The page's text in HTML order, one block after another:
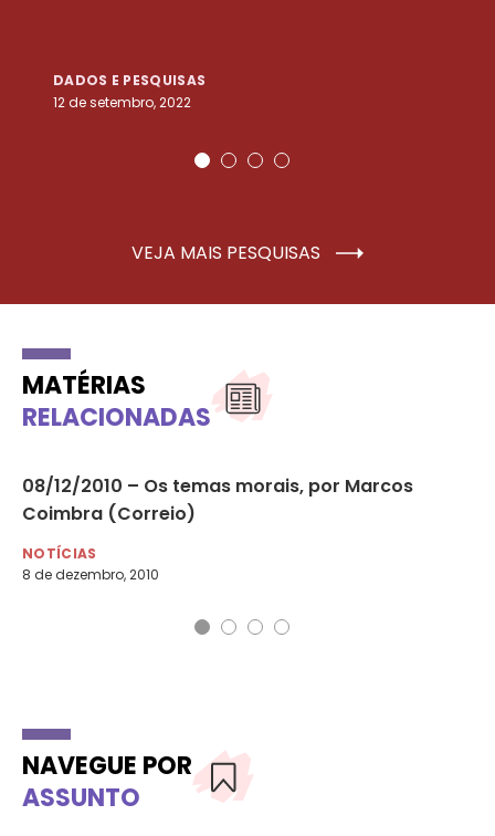
DADOS E PESQUISAS
12 de setembro, 2022
VEJA MAIS PESQUISAS
MATÉRIAS
RELACIONADAS
08/12/2010 – Os temas morais, por Marcos
Coimbra (Correio)
NOTÍCIAS
8 de dezembro, 2010
NAVEGUE POR
ASSUNTO